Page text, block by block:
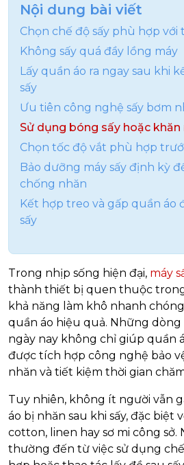
Nội dung bài viết
Chọn chế độ sấy phù hợp với
Không sấy quá đầy lồng máy
Lấy quần áo ra ngay sau khi
sấy
Ưu tiên công nghệ sấy bơm
Sử dụng bóng sấy hoặc
Chọn tốc độ vắt phù hợp
Bảo dưỡng máy sấy định kỳ
chống nhăn
Kết hợp treo và gấp quần áo
sấy
Trong nhịp sống hiện đại, máy
thành thiết bị quen thuộc
khả năng làm khô nhanh
quần áo hiệu quả. Những dòng
ngày nay không chỉ giúp quần
được tích hợp công nghệ bảo
nhăn và tiết kiệm thời gian
Tuy nhiên, không ít người vẫn
áo bị nhăn sau khi sấy, đặc biệt
cotton, linen hay sơ mi công sở.
thường đến từ việc sử dụng